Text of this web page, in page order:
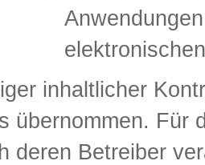
inhaltlicher
übernommen. Für
deren Betreiber